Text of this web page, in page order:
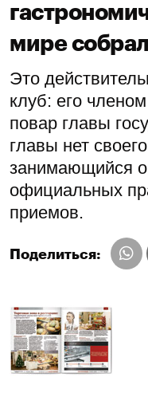
мире
Это
клуб: его
повар главы
главы нет
занимающийся
официальных
приемов.
Поделиться: